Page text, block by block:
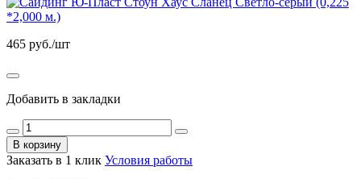
465 руб./шт
Добавить в закладки
В корзину
Заказать в 1 клик Условия работы